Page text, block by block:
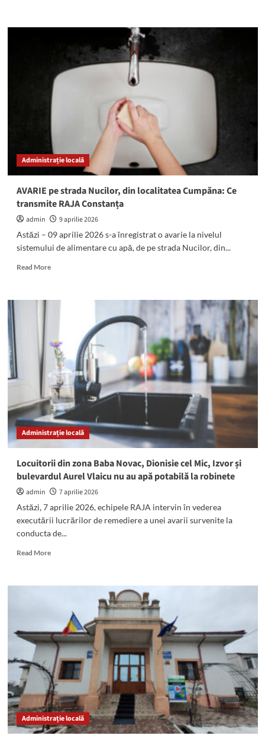
ATENȚIE!
sistează
furnizarea
curentului
electric
și
Limanu
Administrație locală
AVARIE pe strada Nucilor, din localitatea Cumpăna: Ce
transmite RAJA Constanța
admin
9 aprilie 2026
Astăzi – 09 aprilie 2026 s-a înregistrat o avarie la nivelul
sistemului de alimentare cu apă, de pe strada Nucilor, din...
Read MoreRead
AVARIE
din
localitatea
Cumpăna:
Ce
transmite
RAJA
Constanța
Administrație locală
Locuitorii din zona Baba Novac, Dionisie cel Mic, Izvor și
bulevardul Aurel Vlaicu nu au apă potabilă la robinete
admin
7 aprilie 2026
Astăzi, 7 aprilie 2026, echipele RAJA intervin în vederea
executării lucrărilor de remediere a unei avarii survenite la
conducta de...
Read MoreRead
Locuitorii
Novac,
Dionisie
cel
Mic,
Izvor
și
bulevardul
Aurel
Vlaicu
nu
Administrație locală